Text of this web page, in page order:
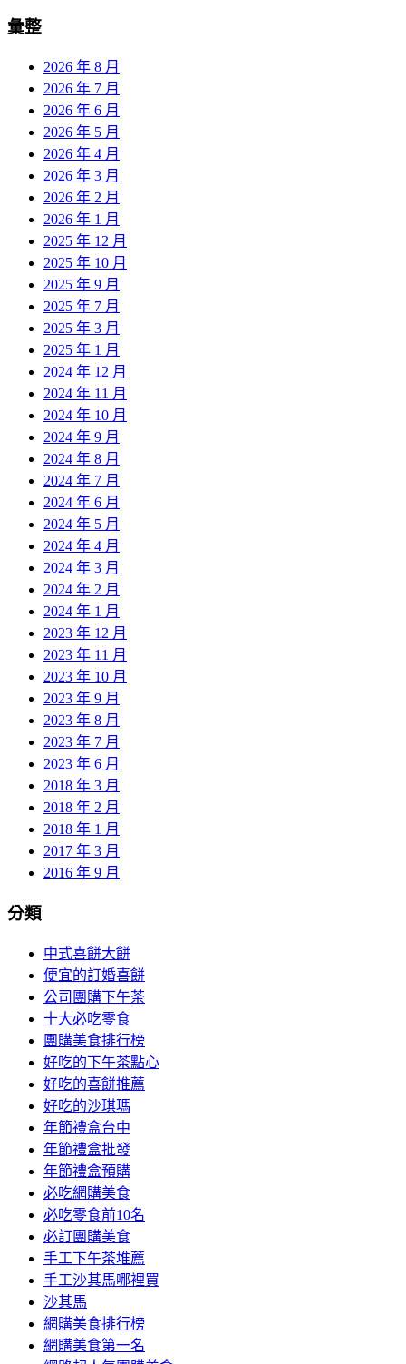
彙整
2026 年 8 月
2026 年 7 月
2026 年 6 月
2026 年 5 月
2026 年 4 月
2026 年 3 月
2026 年 2 月
2026 年 1 月
2025 年 12 月
2025 年 10 月
2025 年 9 月
2025 年 7 月
2025 年 3 月
2025 年 1 月
2024 年 12 月
2024 年 11 月
2024 年 10 月
2024 年 9 月
2024 年 8 月
2024 年 7 月
2024 年 6 月
2024 年 5 月
2024 年 4 月
2024 年 3 月
2024 年 2 月
2024 年 1 月
2023 年 12 月
2023 年 11 月
2023 年 10 月
2023 年 9 月
2023 年 8 月
2023 年 7 月
2023 年 6 月
2018 年 3 月
2018 年 2 月
2018 年 1 月
2017 年 3 月
2016 年 9 月
分類
中式喜餅大餅
便宜的訂婚喜餅
公司團購下午茶
十大必吃零食
團購美食排行榜
好吃的下午茶點心
好吃的喜餅推薦
好吃的沙琪瑪
年節禮盒台中
年節禮盒批發
年節禮盒預購
必吃網購美食
必吃零食前10名
必訂團購美食
手工下午茶堆薦
手工沙其馬哪裡買
沙其馬
網購美食排行榜
網購美食第一名